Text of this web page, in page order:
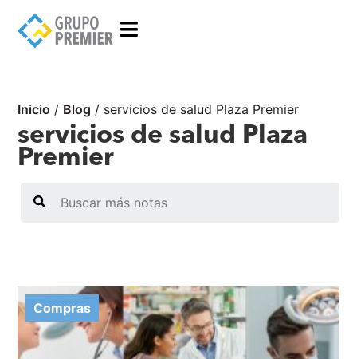
Inicio / Blog / servicios de salud Plaza Premier
servicios de salud Plaza
Premier
Compras